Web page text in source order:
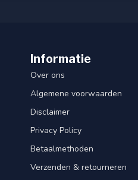
Informatie
Over ons
Algemene voorwaarden
Disclaimer
Privacy Policy
Betaalmethoden
Verzenden & retourneren